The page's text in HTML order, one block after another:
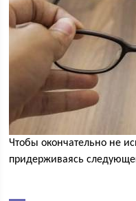
Чтобы окончательно не
придерживаясь